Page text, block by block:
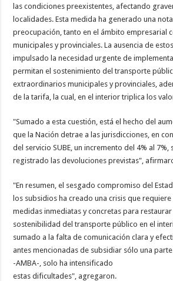
las condiciones preexistentes, afectando
localidades. Esta medida ha generado una
preocupación, tanto en el ámbito empresarial
municipales y provinciales. La ausencia de
impulsado la necesidad urgente de
permitan el sostenimiento del transporte
extraordinarios municipales y provinciales,
de la tarifa, la cual, en el interior triplica los
"Sumado a esta cuestión, está el hecho del
que la Nación detrae a las jurisdicciones, en
del servicio SUBE, un incremento del 4% al 7%,
registrado las devoluciones previstas",
"En resumen, el sesgado compromiso del
los subsidios ha creado una crisis que
medidas inmediatas y concretas para
sostenibilidad del transporte público en el
sumado a la falta de comunicación clara y
antes mencionadas de subsidiar sólo una
-AMBA-, solo ha intensificado
estas dificultades", agregaron.